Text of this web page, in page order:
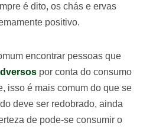
é dito, os chás e ervas
positivo.
encontrar pessoas que
por conta do consumo
isso é mais comum do que se
deve ser redobrado, ainda
de pode-se consumir o